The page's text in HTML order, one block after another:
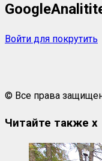
Войти для покрутить
© Все права
Читайте также x